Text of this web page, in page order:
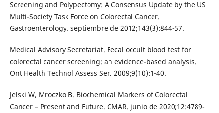
Screening and Polypectomy: A Consensus Update by the US
Multi-Society Task Force on Colorectal Cancer.
Gastroenterology. septiembre de 2012;143(3):844-57.
Medical Advisory Secretariat. Fecal occult blood test for
colorectal cancer screening: an evidence-based analysis.
Ont Health Technol Assess Ser. 2009;9(10):1-40.
Jelski W, Mroczko B. Biochemical Markers of Colorectal
Cancer – Present and Future. CMAR. junio de 2020;12:4789-